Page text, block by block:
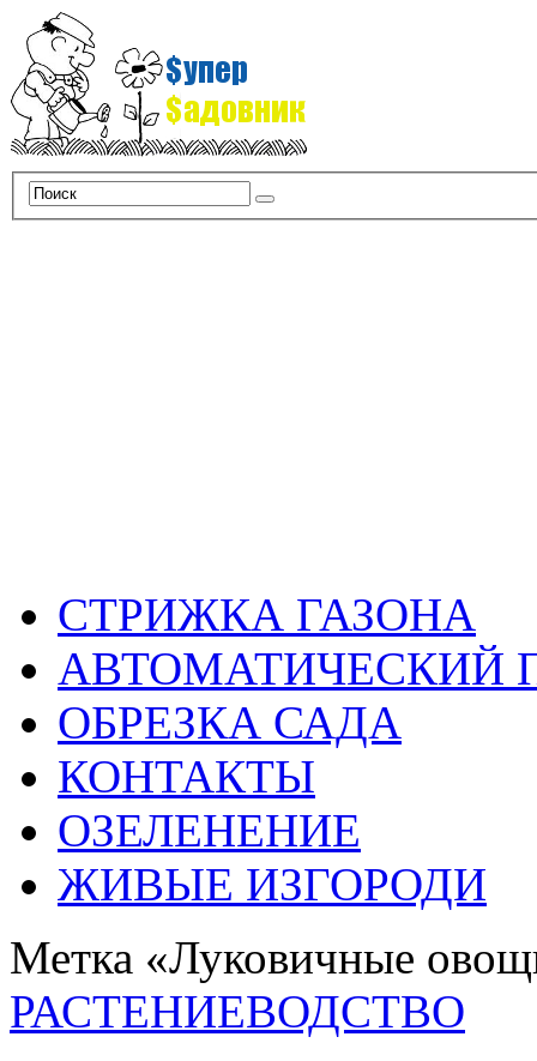
СТРИЖКА ГАЗОНА
АВТОМАТИЧЕСКИЙ
ОБРЕЗКА САДА
КОНТАКТЫ
ОЗЕЛЕНЕНИЕ
ЖИВЫЕ ИЗГОРОДИ
Метка «Луковичные
РАСТЕНИЕВОДСТВО